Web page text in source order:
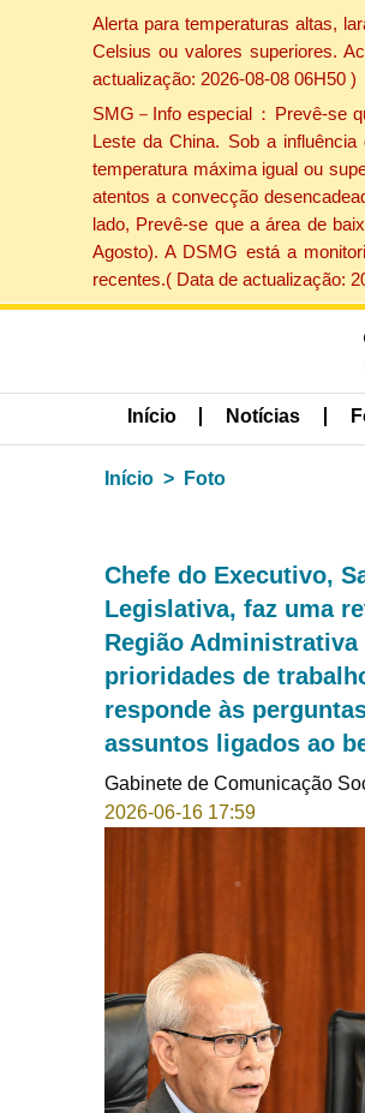
Alerta para temperaturas altas,
Celsius ou valores superiores.
actualização: 2026-08-08 06H50 )
SMG－Info especial：Prevê-se
Leste da China. Sob a
temperatura máxima igual ou
atentos a convecção
lado, Prevê-se que a área de
Agosto). A DSMG está a
recentes.( Data de actualização:
Início Notícias
Início Foto
Chefe do Executivo,
Legislativa, faz uma
Região
prioridades de
responde às
assuntos ligados ao
Gabinete de Comunicação
2026-06-16 17:59